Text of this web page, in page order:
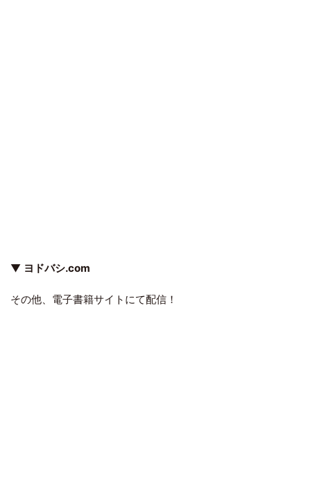
▼ ヨドバシ.com
その他、電子書籍サイトにて配信！